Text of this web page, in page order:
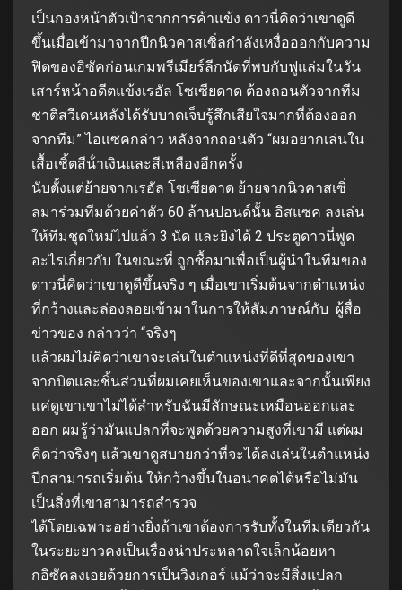
เป็นกองหน้าตัวเป้าจากการค้าแข้ง ดาวนี่คิดว่าเขาดูดี
ขึ้นเมื่อเข้ามาจากปีกนิวคาสเซิ่ลกําลังเหงื่อออกกับความ
ฟิตของอิซัคก่อนเกมพรีเมียร์ลีกนัดที่พบกับฟูแล่มในวัน
เสาร์หน้าอดีตแข้งเรอัล โซเซียดาด ต้องถอนตัวจากทีม
ชาติสวีเดนหลังได้รับบาดเจ็บรู้สึกเสียใจมากที่ต้องออก
จากทีม” ไอแซคกล่าว หลังจากถอนตัว “ผมอยากเล่นใน
เสื้อเชิ้ตสีน้ําเงินและสีเหลืองอีกครั้ง
นับตั้งแต่ย้ายจากเรอัล โซเซียดาด ย้ายจากนิวคาสเซิ่
ลมาร่วมทีมด้วยค่าตัว 60 ล้านปอนด์นั้น อิสแซค ลงเล่น
ให้ทีมชุดใหม่ไปแล้ว 3 นัด และยิงได้ 2 ประตูดาวนี่พูด
อะไรเกี่ยวกับ ในขณะที่ ถูกซื้อมาเพื่อเป็นผู้นําในทีมของ
ดาวนี่คิดว่าเขาดูดีขึ้นจริง ๆ เมื่อเขาเริ่มต้นจากตําแหน่ง
ที่กว้างและล่องลอยเข้ามาในการให้สัมภาษณ์กับ ผู้สื่อ
ข่าวของ กล่าวว่า “จริงๆ
แล้วผมไม่คิดว่าเขาจะเล่นในตําแหน่งที่ดีที่สุดของเขา
จากบิตและชิ้นส่วนที่ผมเคยเห็นของเขาและจากนั้นเพียง
แค่ดูเขาเขาไม่ได้สําหรับฉันมีลักษณะเหมือนออกและ
ออก ผมรู้ว่ามันแปลกที่จะพูดด้วยความสูงที่เขามี แต่ผม
คิดว่าจริงๆ แล้วเขาดูสบายกว่าที่จะได้ลงเล่นในตําแหน่ง
ปีกสามารถเริ่มต้น ให้กว้างขึ้นในอนาคตได้หรือไม่มัน
เป็นสิ่งที่เขาสามารถสํารวจ
ได้โดยเฉพาะอย่างยิ่งถ้าเขาต้องการรับทั้งในทีมเดียวกัน
ในระยะยาวคงเป็นเรื่องน่าประหลาดใจเล็กน้อยหา
กอิซัคลงเอยด้วยการเป็นวิงเกอร์ แม้ว่าจะมีสิ่งแปลก